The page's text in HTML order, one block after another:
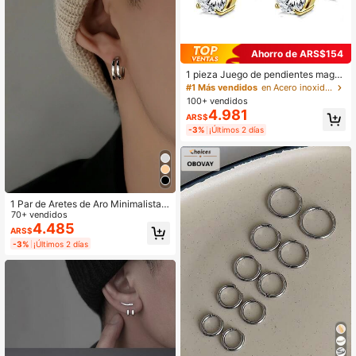
1 Par de Aretes de Aro Minimalistas
de Doble Capa, Adecuados para Ho
mbres para Uso Diario, Festivales y
Fiestas
70+ vendidos
ARS$4.485
-3% ¡Últimos 2 días
Ahorro de ARS$154
1 pieza Juego de pendientes magn
éticos de acero inoxidable de 6 mm,
pendientes de clip sin perforación p
ara hombres y mujeres, joyería de o
reja magnética con strass de estilo
hip-hop, regalo de Navidad, Año Nu
#1 Más vendidos
en Acero inoxidable Pendientes De Hombre
100+ vendidos
ARS$4.981
-3% ¡Últimos 2 días